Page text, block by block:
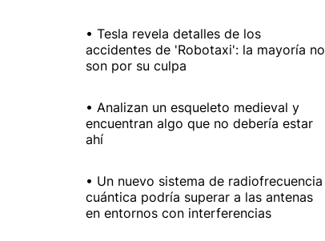
Tesla revela detalles de los
accidentes de 'Robotaxi': la mayoría no
son por su culpa
Analizan un esqueleto medieval y
encuentran algo que no debería estar
ahí
Un nuevo sistema de radiofrecuencia
cuántica podría superar a las antenas
en entornos con interferencias